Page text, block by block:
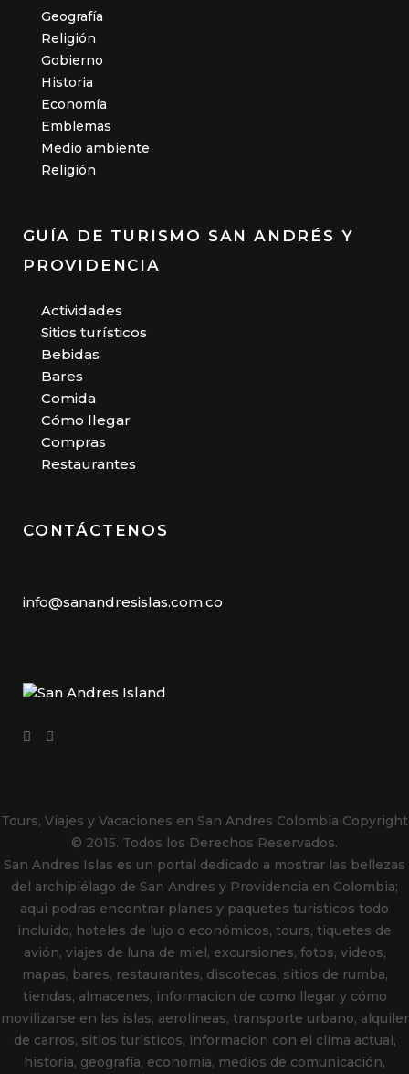
Geografía
Religión
Gobierno
Historia
Economía
Emblemas
Medio ambiente
Religión
GUÍA DE TURISMO SAN ANDRÉS Y
PROVIDENCIA
Actividades
Sitios turísticos
Bebidas
Bares
Comida
Cómo llegar
Compras
Restaurantes
CONTÁCTENOS
info@sanandresislas.com.co
Tours, Viajes y Vacaciones en San Andres Colombia Copyright
© 2015. Todos los Derechos Reservados.
San Andres Islas es un portal dedicado a mostrar las bellezas
del archipiélago de San Andres y Providencia en Colombia;
aqui podras encontrar planes y paquetes turisticos todo
incluido, hoteles de lujo o económicos, tours, tiquetes de
avión, viajes de luna de miel, excursiones, fotos, videos,
mapas, bares, restaurantes, discotecas, sitios de rumba,
tiendas, almacenes, informacion de como llegar y cómo
movilizarse en las islas, aerolíneas, transporte urbano, alquiler
de carros, sitios turisticos, informacion con el clima actual,
historia, geografía, economía, medios de comunicación,